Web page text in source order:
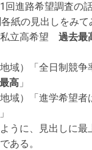
進路希望調査の
紙の見出しをみて
立高希望 過去最
域）「全日制競
高」
域）「進学希望
うに、見出しに最
ある。